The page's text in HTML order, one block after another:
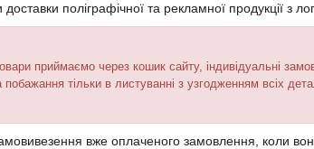
доставки поліграфічної та рекламної продукції з
приймаємо через кошик сайту, індивідуальні
тільки в листуванні з узгодженням всіх
вже оплаченого замовлення, коли